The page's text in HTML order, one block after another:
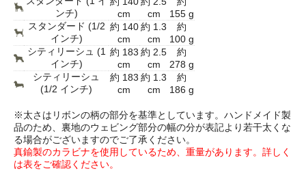
ンチ)
cm
cm
155 g
スタンダード (1/2
インチ)
約 140
cm
約 1.3
cm
約
100 g
シティリーシュ (1
インチ)
約 183
cm
約 2.5
cm
約
278 g
シティリーシュ
(1/2 インチ)
約 183
cm
約 1.3
cm
約
186 g
※太さはリボンの柄の部分を基準としています。ハンドメイド製
品のため、裏地のウェビング部分の幅の分が表記より若干太くな
る場合がございますのでご了承ください。
真鍮製のカラビナを使用しているため、重量があります。詳しく
は表をご確認ください。